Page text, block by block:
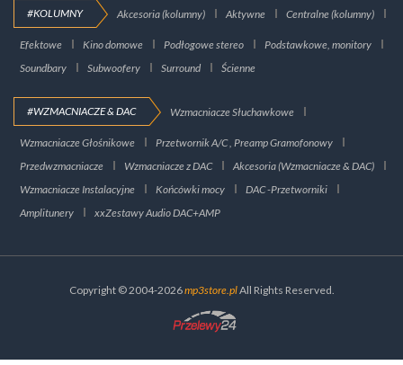
#KOLUMNY Akcesoria (kolumny) Aktywne Centralne (kolumny)
Efektowe Kino domowe Podłogowe stereo
Podstawkowe, monitory
Soundbary
Subwoofery Surround Ścienne
#WZMACNIACZE & DAC Wzmacniacze Słuchawkowe
Wzmacniacze Głośnikowe
Przetwornik A/C , Preamp Gramofonowy
Przedwzmacniacze
Wzmacniacze z DAC
Akcesoria (Wzmacniacze & DAC)
Wzmacniacze Instalacyjne
Końcówki mocy
DAC -Przetworniki
Amplitunery
xxZestawy Audio DAC+AMP
Copyright © 2004-2026mp3store.plAll Rights Reserved.